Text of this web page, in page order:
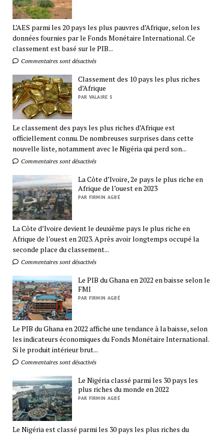
L’AES parmi les 20 pays les plus pauvres d’Afrique, selon les
données fournies par le Fonds Monétaire International. Ce
classement est basé sur le PIB...
Commentaires sont désactivés
Classement des 10 pays les plus riches
d’Afrique
PAR VALAIRE S
Le classement des pays les plus riches d’Afrique est
officiellement connu. De nombreuses surprises dans cette
nouvelle liste, notamment avec le Nigéria qui perd son...
Commentaires sont désactivés
La Côte d’Ivoire, 2e pays le plus riche en
Afrique de l’ouest en 2023
PAR FIRMIN AGBÉ
La Côte d’Ivoire devient le deuxième pays le plus riche en
Afrique de l’ouest en 2023. Après avoir longtemps occupé la
seconde place du classement...
Commentaires sont désactivés
Le PIB du Ghana en 2022 en baisse selon le
FMI
PAR FIRMIN AGBÉ
Le PIB du Ghana en 2022 affiche une tendance à la baisse, selon
les indicateurs économiques du Fonds Monétaire International.
Si le produit intérieur brut...
Commentaires sont désactivés
Le Nigéria classé parmi les 30 pays les
plus riches du monde en 2022
PAR FIRMIN AGBÉ
Le Nigéria est classé parmi les 30 pays les plus riches du